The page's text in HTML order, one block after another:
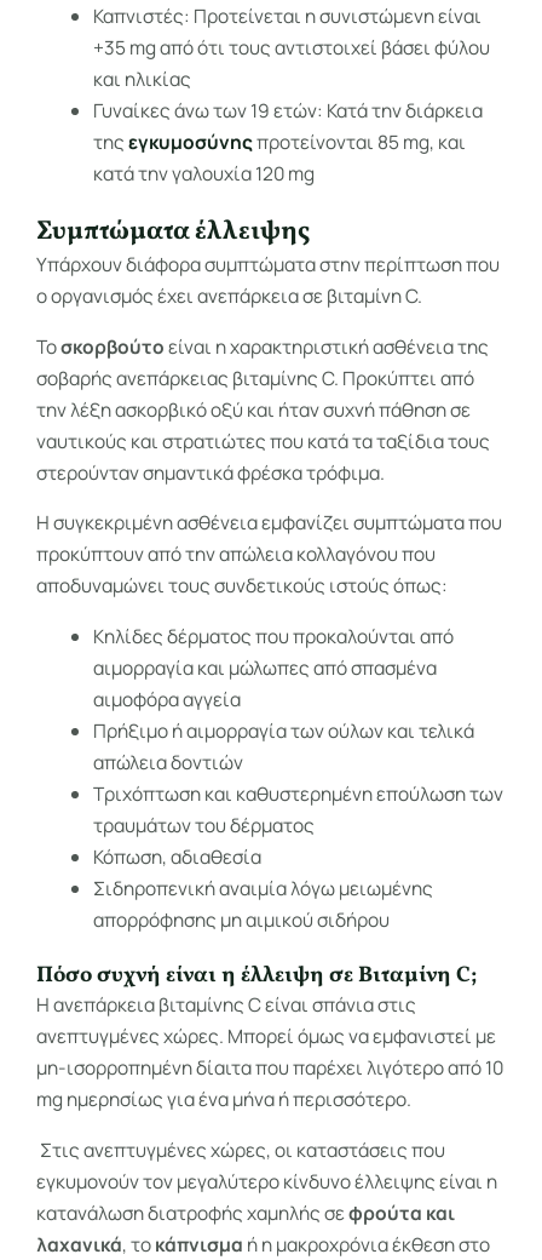
Καπνιστές: Προτείνεται η συνιστώμενη είναι
+35 mg από ότι τους αντιστοιχεί βάσει φύλου
και ηλικίας
Γυναίκες άνω των 19 ετών: Κατά την διάρκεια
τηςεγκυμοσύνηςπροτείνονται 85 mg, και
κατά την γαλουχία 120 mg
Συμπτώματα έλλειψης
Υπάρχουν διάφορα συμπτώματα στην περίπτωση που
ο οργανισμός έχει ανεπάρκεια σε βιταμίνη C.
Τοσκορβούτοείναι η χαρακτηριστική ασθένεια της
σοβαρής ανεπάρκειας βιταμίνης C. Προκύπτει από
την λέξη ασκορβικό οξύ και ήταν συχνή πάθηση σε
ναυτικούς και στρατιώτες που κατά τα ταξίδια τους
στερούνταν σημαντικά φρέσκα τρόφιμα.
Η συγκεκριμένη ασθένεια εμφανίζει συμπτώματα που
προκύπτουν από την απώλεια κολλαγόνου που
αποδυναμώνει τους συνδετικούς ιστούς όπως:
Κηλίδες δέρματος που προκαλούνται από
αιμορραγία και μώλωπες από σπασμένα
αιμοφόρα αγγεία
Πρήξιμο ή αιμορραγία των ούλων και τελικά
απώλεια δοντιών
Τριχόπτωση και καθυστερημένη επούλωση των
τραυμάτων του δέρματος
Κόπωση, αδιαθεσία
Σιδηροπενική αναιμία λόγω μειωμένης
απορρόφησης μη αιμικού σιδήρου
Πόσο συχνή είναι η έλλειψη σε Βιταμίνη C;
Η ανεπάρκεια βιταμίνης C είναι σπάνια στις
ανεπτυγμένες χώρες. Μπορεί όμως να εμφανιστεί με
μη-ισορροπημένη δίαιτα που παρέχει λιγότερο από 10
mg ημερησίως για ένα μήνα ή περισσότερο.
Στις ανεπτυγμένες χώρες, οι καταστάσεις που
εγκυμονούν τον μεγαλύτερο κίνδυνο έλλειψης είναι η
κατανάλωση διατροφής χαμηλής σεφρούτα και
λαχανικά, τοκάπνισμα ή η μακροχρόνια έκθεση στο